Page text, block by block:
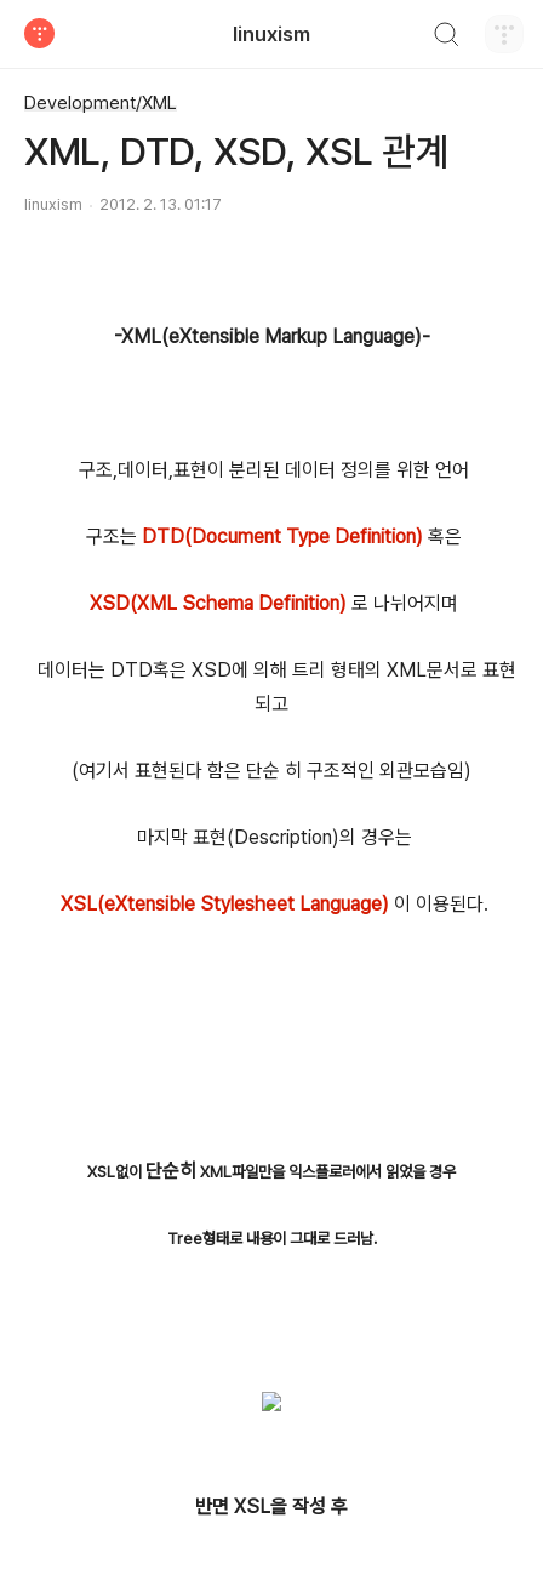
linuxism
Development/XML
XML, DTD, XSD, XSL 관계
linuxism 2012. 2. 13. 01:17
-XML(eXtensible Markup Language)-
구조,데이터,표현이 분리된 데이터 정의를 위한 언어
구조는 DTD(Document Type Definition) 혹은
XSD(XML Schema Definition) 로 나뉘어지며
데이터는 DTD혹은 XSD에 의해 트리 형태의 XML문서로 표현
되고
(여기서 표현된다 함은 단순 히 구조적인 외관모습임)
마지막 표현(Description)의 경우는
XSL(eXtensible Stylesheet Language) 이 이용된다.
XSL없이 단순히 XML파일만을 익스플로러에서 읽었을 경우
Tree형태로 내용이 그대로 드러남.
반면 XSL을 작성 후